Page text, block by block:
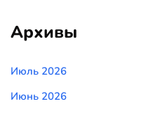
Архивы
Июль 2026
Июнь 2026